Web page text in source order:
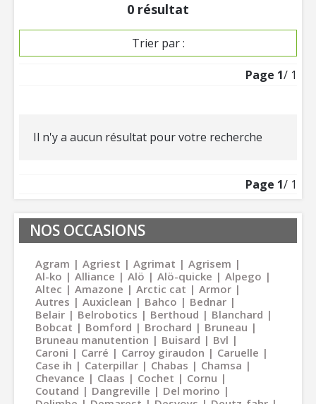
0 résultat
Trier par :
Page 1/ 1
Il n'y a aucun résultat pour votre recherche
Page 1/ 1
NOS OCCASIONS
Agram Agriest Agrimat
Agrisem
Al-ko
Alliance Alö Alö-quicke
Alpego
Altec
Amazone Arctic cat
Armor
Autres
Auxiclean Bahco
Bednar
Belair
Belrobotics Berthoud
Blanchard
Bobcat
Bomford Brochard
Bruneau
Bruneau manutention
Buisard
Bvl
Caroni
Carré Carroy giraudon
Caruelle
Case ih
Caterpillar Chabas
Chamsa
Chevance
Claas Cochet
Cornu
Coutand
Dangreville
Del morino